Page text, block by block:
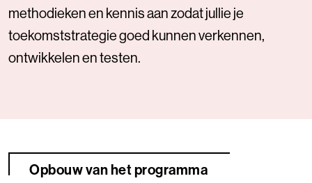
methodieken en kennis aan zodat jullie je
toekomststrategie goed kunnen verkennen,
ontwikkelen en testen.
Opbouw van het programma